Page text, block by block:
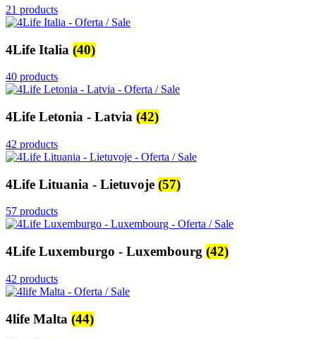
21 products
4Life Italia (40)
40 products
4Life Letonia - Latvia (42)
42 products
4Life Lituania - Lietuvoje (57)
57 products
4Life Luxemburgo - Luxembourg (42)
42 products
4life Malta (44)